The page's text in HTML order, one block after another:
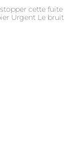
cette fuite
Urgent Le bruit